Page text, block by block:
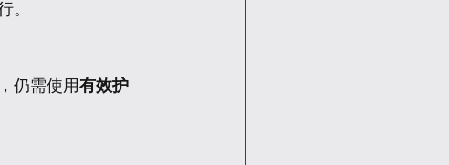
。
仍需使用有效护